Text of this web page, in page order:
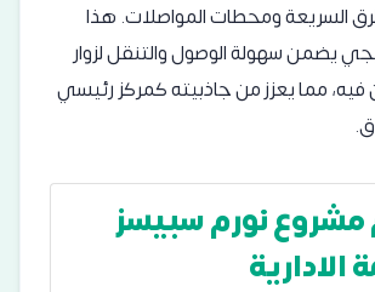
السريعة ومحطات المواصلات. هذا
يضمن سهولة الوصول والتنقل لزوار
فيه، مما يعزز من جاذبيته كمركز رئيسي
نورم سبيسز
الادارية